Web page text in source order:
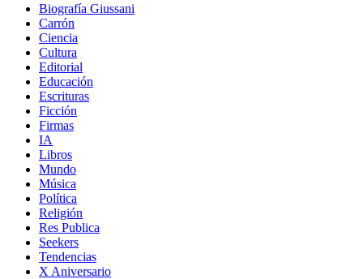
Biografía Giussani
Carrón
Ciencia
Cultura
Editorial
Educación
Escrituras
Ficción
Firmas
IA
Libros
Mundo
Música
Política
Religión
Res Publica
Seekers
Tendencias
X Aniversario